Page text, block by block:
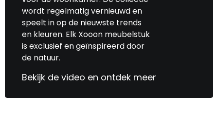
wordt regelmatig vernieuwd en
speelt in op de nieuwste trends
en kleuren. Elk Xooon meubelstuk
is exclusief en geïnspireerd door
de natuur.
Bekijk de video en ontdek meer